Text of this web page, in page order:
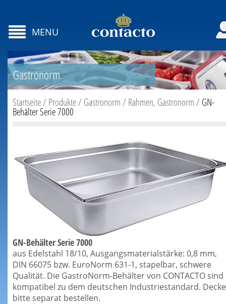
MENU
Gastronorm
Startseite/ Produkte/ Gastronorm/ Rahmen, Gastronorm/ GN-
Behälter Serie 7000
GN-Behälter Serie 7000
aus Edelstahl 18/10, Ausgangsmaterialstärke: 0,8 mm,
DIN 66075 bzw. EuroNorm 631-1, stapelbar, schwere
Qualität. Die GastroNorm-Behälter von CONTACTO sind
kompatibel zu dem deutschen Industriestandard.
bitte separat bestellen.